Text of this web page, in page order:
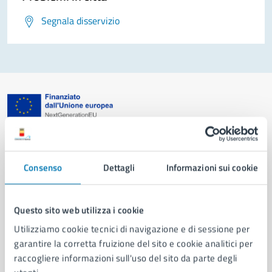
Consenso Dettagli Informazioni sui cookie
Questo sito web utilizza i cookie
Utilizziamo cookie tecnici di navigazione e di sessione per
garantire la corretta fruizione del sito e cookie analitici per
raccogliere informazioni sull'uso del sito da parte degli
Segnala disservizio
Organi di governo
Municipalità
Uffici
Enti e fondazioni
Politici